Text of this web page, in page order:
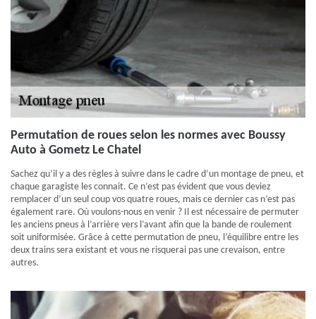
Permutation de roues selon les normes avec Boussy
Auto à Gometz Le Chatel
Sachez qu’il y a des règles à suivre dans le cadre d’un montage de pneu, et
chaque garagiste les connait. Ce n’est pas évident que vous deviez
remplacer d’un seul coup vos quatre roues, mais ce dernier cas n’est pas
également rare. Où voulons-nous en venir ? Il est nécessaire de permuter
les anciens pneus à l’arrière vers l’avant afin que la bande de roulement
soit uniformisée. Grâce à cette permutation de pneu, l’équilibre entre les
deux trains sera existant et vous ne risquerai pas une crevaison, entre
autres.